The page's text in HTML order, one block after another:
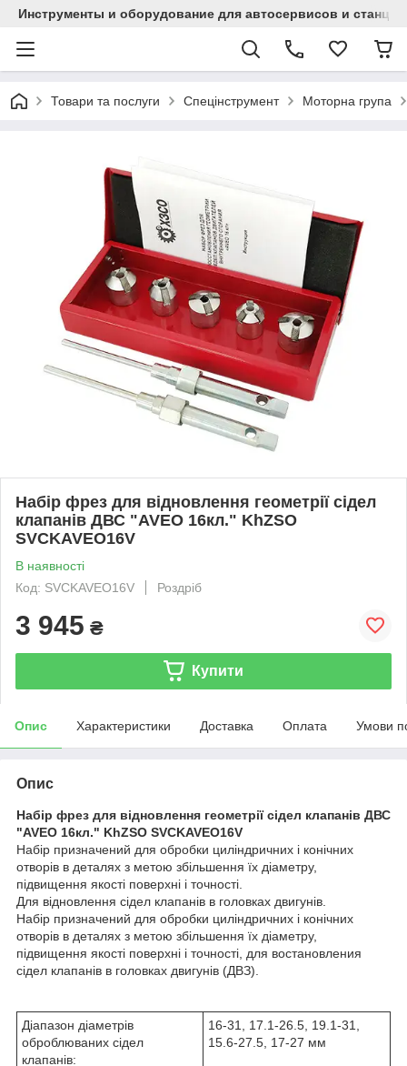
Инструменты и оборудование для автосервисов и
Товари та послуги Спецінструмент Моторна група
Набір фрез для відновлення геометрії сідел
клапанів ДВС "AVEO 16кл." KhZSO
SVCKAVEO16V
В наявності
Код: SVCKAVEO16V
Роздріб
3 945 ₴
Купити
Опис Характеристики Доставка Оплата Умови
Опис
Набір фрез для відновлення геометрії сідел клапанів ДВС
"AVEO 16кл." KhZSO SVCKAVEO16V
Набір призначений для обробки циліндричних і конічних
отворів в деталях з метою збільшення їх діаметру,
підвищення якості поверхні і точності.
Для відновлення сідел клапанів в головках двигунів.
Набір призначений для обробки циліндричних і конічних
отворів в деталях з метою збільшення їх діаметру,
підвищення якості поверхні і точності, для востановления
сідел клапанів в головках двигунів (ДВЗ).
Діапазон діаметрів
оброблюваних сідел
клапанів:
16-31, 17.1-26.5, 19.1-31,
15.6-27.5, 17-27 мм